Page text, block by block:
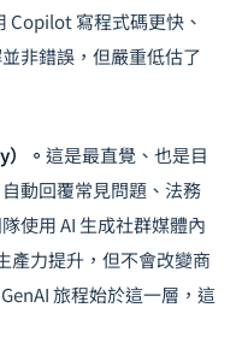
寫程式碼更快、
非錯誤，但嚴重低估了
。 這是最直覺、也是目
動回覆常見問題、法務
使用 AI 生成社群媒體內
力提升，但不會改變商
旅程始於這一層，這